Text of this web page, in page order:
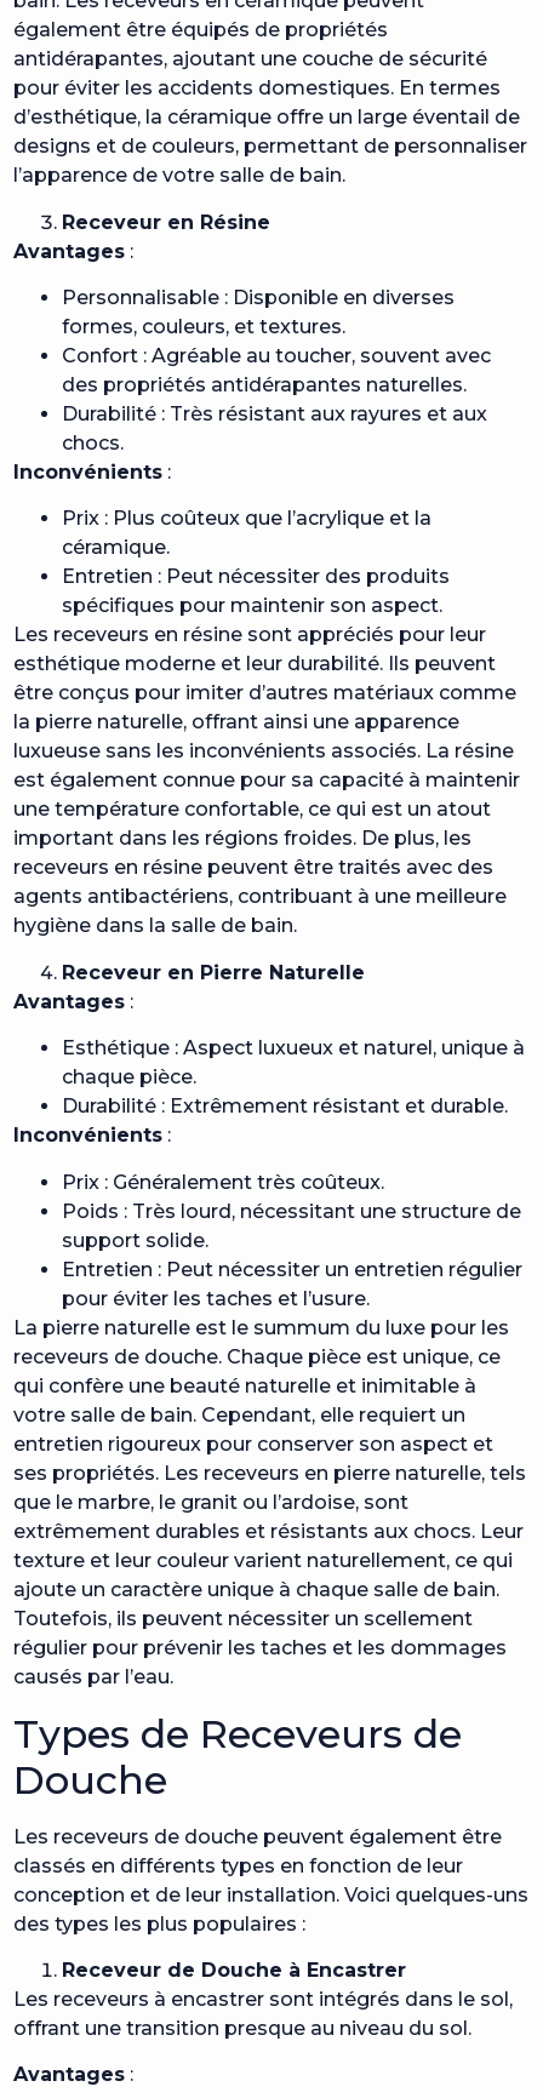
également être équipés de propriétés
antidérapantes, ajoutant une couche de sécurité
pour éviter les accidents domestiques. En termes
d’esthétique, la céramique offre un large éventail de
designs et de couleurs, permettant de personnaliser
l’apparence de votre salle de bain.
Receveur en Résine
Avantages :
Personnalisable : Disponible en diverses
formes, couleurs, et textures.
Confort : Agréable au toucher, souvent avec
des propriétés antidérapantes naturelles.
Durabilité : Très résistant aux rayures et aux
chocs.
Inconvénients :
Prix : Plus coûteux que l’acrylique et la
céramique.
Entretien : Peut nécessiter des produits
spécifiques pour maintenir son aspect.
Les receveurs en résine sont appréciés pour leur
esthétique moderne et leur durabilité. Ils peuvent
être conçus pour imiter d’autres matériaux comme
la pierre naturelle, offrant ainsi une apparence
luxueuse sans les inconvénients associés. La résine
est également connue pour sa capacité à maintenir
une température confortable, ce qui est un atout
important dans les régions froides. De plus, les
receveurs en résine peuvent être traités avec des
agents antibactériens, contribuant à une meilleure
hygiène dans la salle de bain.
Receveur en Pierre Naturelle
Avantages :
Esthétique : Aspect luxueux et naturel, unique à
chaque pièce.
Durabilité : Extrêmement résistant et durable.
Inconvénients :
Prix : Généralement très coûteux.
Poids : Très lourd, nécessitant une structure de
support solide.
Entretien : Peut nécessiter un entretien régulier
pour éviter les taches et l’usure.
La pierre naturelle est le summum du luxe pour les
receveurs de douche. Chaque pièce est unique, ce
qui confère une beauté naturelle et inimitable à
votre salle de bain. Cependant, elle requiert un
entretien rigoureux pour conserver son aspect et
ses propriétés. Les receveurs en pierre naturelle, tels
que le marbre, le granit ou l’ardoise, sont
extrêmement durables et résistants aux chocs. Leur
texture et leur couleur varient naturellement, ce qui
ajoute un caractère unique à chaque salle de bain.
Toutefois, ils peuvent nécessiter un scellement
régulier pour prévenir les taches et les dommages
causés par l’eau.
Types de Receveurs de
Douche
Les receveurs de douche peuvent également être
classés en différents types en fonction de leur
conception et de leur installation. Voici quelques-uns
des types les plus populaires :
Receveur de Douche à Encastrer
Les receveurs à encastrer sont intégrés dans le sol,
offrant une transition presque au niveau du sol.
Avantages :